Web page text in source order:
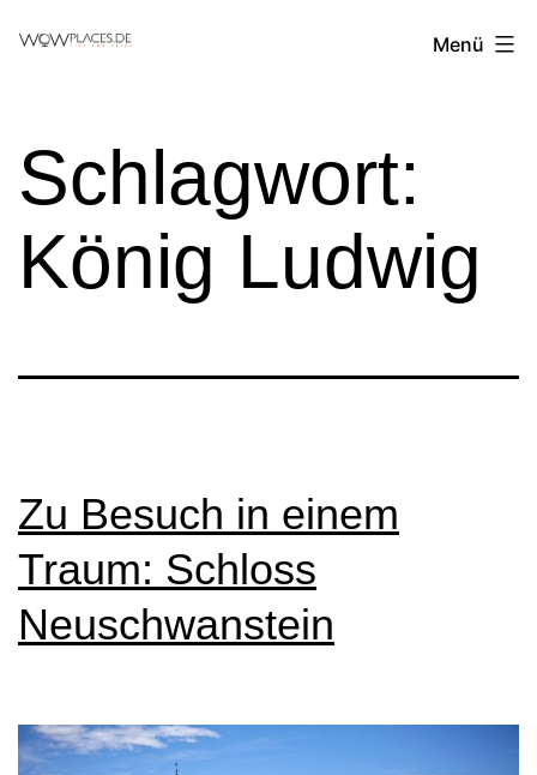
Reiseblog
Menü
Schlagwort:
König Ludwig
Zu Besuch in einem
Traum: Schloss
Neuschwanstein